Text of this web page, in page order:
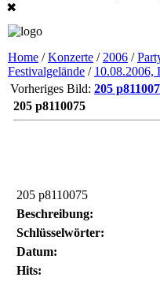
✖
Home /Konzerte / 2006 /
Festivalgelände / 10.08.2006,
Vorheriges Bild: 205
205 p8110075
205 p8110075
Beschreibung:
Schlüsselwörter:
Datum:
Hits: